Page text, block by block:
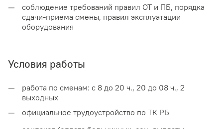
—
соблюдение требований правил ОТ и ПБ, порядка
сдачи-приема смены, правил эксплуатации
оборудования
Условия работы
—
работа по сменам: с 8 до 20 ч., 20 до 08 ч., 2
выходных
— официальное трудоустройство по ТК РБ